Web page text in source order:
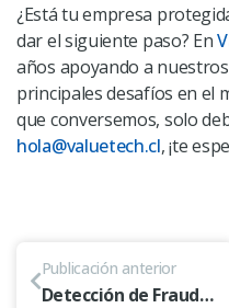
¿Está tu empresa
dar el siguiente paso? En
años apoyando a
principales desafíos en el
que conversemos, solo
hola@valuetech.cl, ¡te
Publicación anterior
Detección de Fraude en Aseguradoras: Prevención y Análisis con Inteligencia Artificial